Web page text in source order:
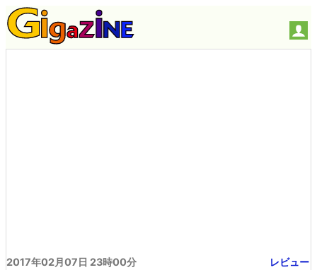
2017年02月07日 23時00分 レビュー